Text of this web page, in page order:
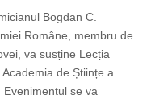
Bogdan C.
Române, membru de
va susține Lecția
de Științe a
Evenimentul se va